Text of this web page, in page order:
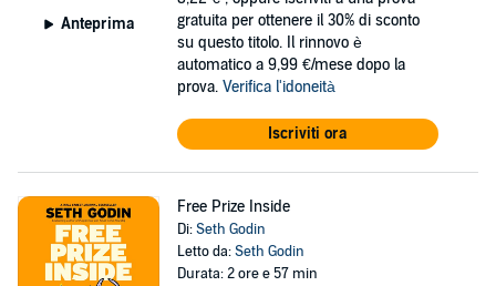
Anteprima
gratuita per ottenere il 30% di sconto
su questo titolo. Il rinnovo è
automatico a 9,99 €/mese dopo la
prova. Verifica l'idoneità
Iscriviti ora
Free Prize Inside
Di:Seth Godin
Letto da:Seth Godin
Durata: 2 ore e 57 min